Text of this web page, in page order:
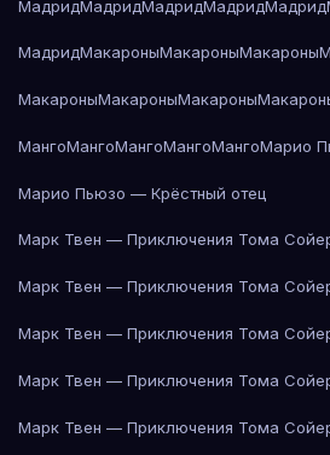
МадридМадридМадридМадридМадрид
МадридМакароныМакароныМакароны
МакароныМакароныМакароны
МангоМангоМангоМангоМангоМарио
Марио Пьюзо — Крёстный отец
Марк Твен — Приключения Тома
Марк Твен — Приключения Тома
Марк Твен — Приключения Тома
Марк Твен — Приключения Тома
Марк Твен — Приключения Тома